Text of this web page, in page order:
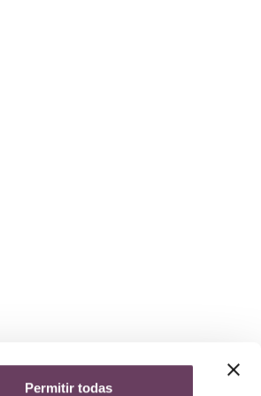
Permitir todas